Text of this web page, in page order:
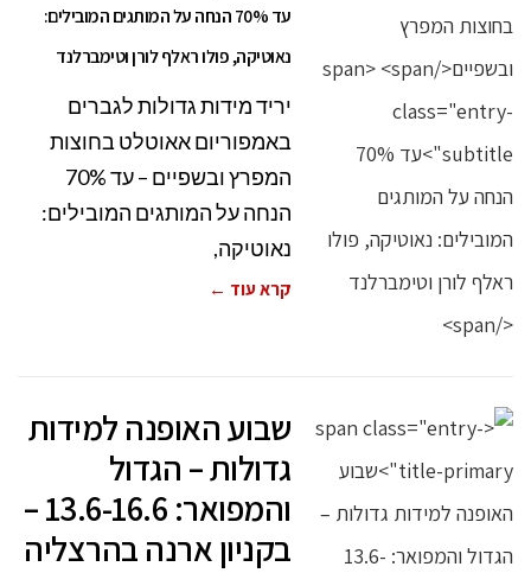
עד 70% הנחה על המותגים המובילים:
נאוטיקה, פולו ראלף לורן וטימברלנד
יריד מידות גדולות לגברים
באמפוריום אאוטלט בחוצות
המפרץ ובשפיים – עד 70%
הנחה על המותגים המובילים:
נאוטיקה,
קרא עוד ←
שבוע האופנה למידות
גדולות – הגדול
והמפואר: 13.6-16.6 –
בקניון ארנה בהרצליה